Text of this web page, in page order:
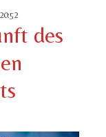
des